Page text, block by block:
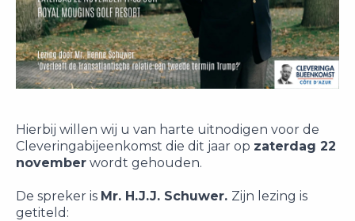
Hierbij willen wij u van harte uitnodigen voor de
Cleveringabijeenkomst die dit jaar op zaterdag 22
november wordt gehouden.
De spreker is Mr. H.J.J. Schuwer. Zijn lezing is
getiteld: